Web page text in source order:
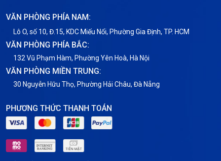
VĂN PHÒNG PHÍA NAM:
Lô O, số 10, Đ.15, KDC Miếu Nổi, Phường Gia Định, TP. HCM
VĂN PHÒNG PHÍA BẮC:
132 Vũ Phạm Hàm, Phường Yên Hoà, Hà Nội
VĂN PHÒNG MIỀN TRUNG:
30 Nguyễn Hữu Thọ, Phường Hải Châu, Đà Nẵng
PHƯƠNG THỨC THANH TOÁN